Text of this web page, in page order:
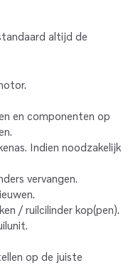
altijd de
en componenten op
Indien noodzakelijk
vervangen.
/ ruilcilinder kop(pen).
op de juiste